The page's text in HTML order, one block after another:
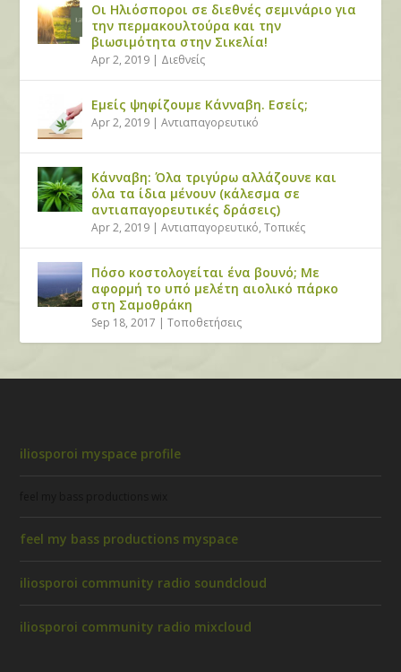
Οι Ηλιόσποροι σε διεθνές σεμινάριο για
την περμακουλτούρα και την
βιωσιμότητα στην Σικελία!
Apr 2, 2019 | Διεθνείς
Εμείς ψηφίζουμε Κάνναβη. Εσείς;
Apr 2, 2019 |Αντιαπαγορευτικό
Κάνναβη: Όλα τριγύρω αλλάζουνε και
όλα τα ίδια μένουν (κάλεσμα σε
αντιαπαγορευτικές δράσεις)
Apr 2, 2019 |Αντιαπαγορευτικό,Τοπικές
Πόσο κοστολογείται ένα βουνό; Με
αφορμή το υπό μελέτη αιολικό πάρκο
στη Σαμοθράκη
Sep 18, 2017 |Τοποθετήσεις
iliosporoi myspace profile
feel my bass productions myspace
iliosporoi community radio soundcloud
iliosporoi community radio mixcloud